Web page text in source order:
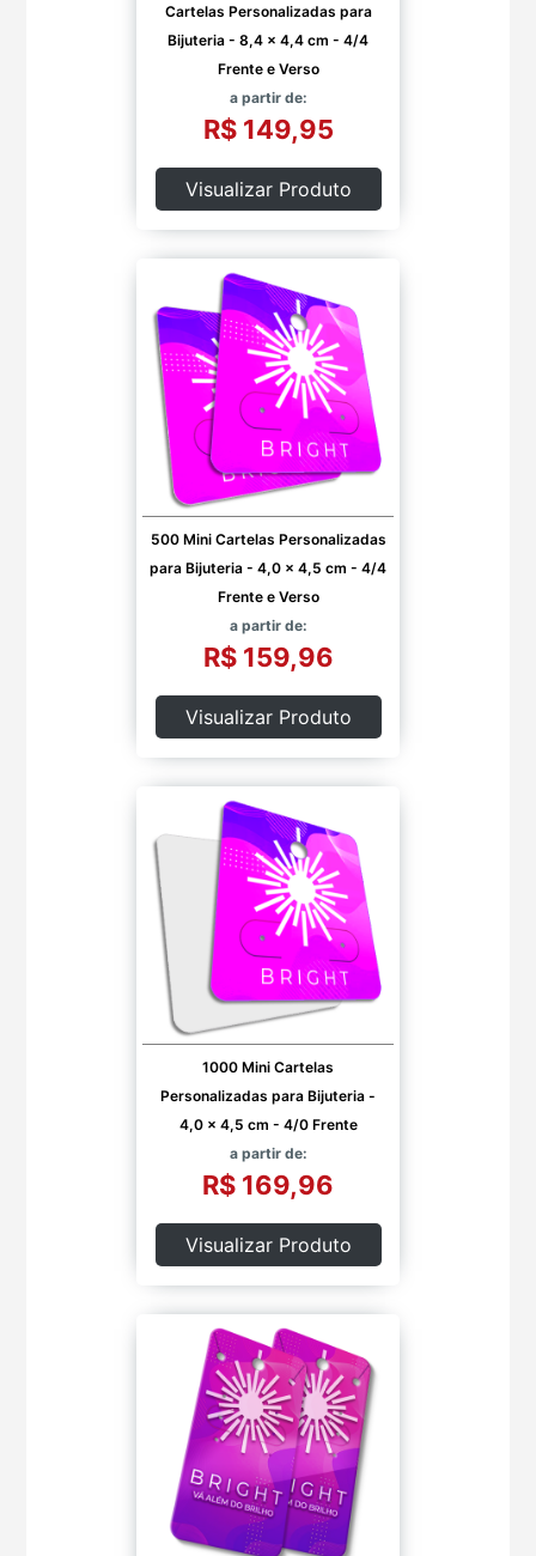
Cartelas Personalizadas para
Bijuteria - 8,4 x 4,4 cm - 4/4
Frente e Verso
a partir de:
R$ 149,95
Visualizar Produto
500 Mini Cartelas Personalizadas
para Bijuteria - 4,0 x 4,5 cm - 4/4
Frente e Verso
a partir de:
R$ 159,96
Visualizar Produto
1000 Mini Cartelas
Personalizadas para Bijuteria -
4,0 x 4,5 cm - 4/0 Frente
a partir de:
R$ 169,96
Visualizar Produto